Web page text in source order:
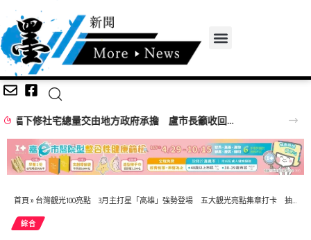
首頁 » 台灣觀光100亮點 3月主打星「高雄」強勢登場 五大觀光亮點集章打卡 抽iPhone16
綜合